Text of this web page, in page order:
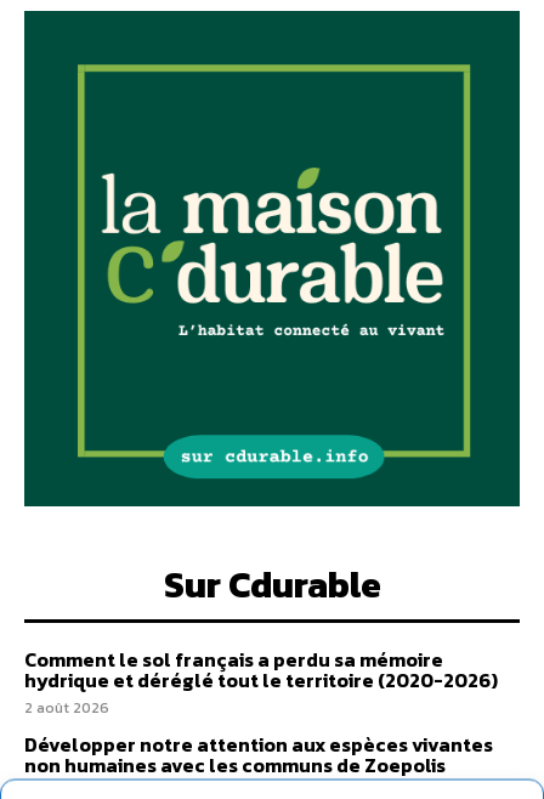
Sur Cdurable
Comment le sol français a perdu sa mémoire
hydrique et déréglé tout le territoire (2020-2026)
2 août 2026
Développer notre attention aux espèces vivantes
non humaines avec les communs de Zoepolis